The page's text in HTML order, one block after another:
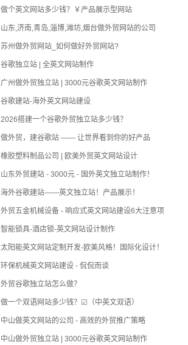
做个英文网站多少钱？￥产品展示型网站
山东,济南,青岛,淄博,潍坊,烟台做外贸网站的公司
苏州做外贸网站_如何做好外贸网站?
谷歌独立站 | 全英文网站制作
广州做外贸独立站 | 3000元谷歌英文网站制作
谷歌建站-海外英文网站建设
2026搭建一个谷歌外贸独立站多少钱？
做外贸，建谷歌站 —— 让世界看到你的好产品
橡胶塑料制品公司 | 欧美外贸英文网站设计
山东外贸建站 - 3000元 - 国外英文独立站制作！
海外谷歌建站——英文独立站！产品展示！
外贸五金机械设备 - 响应式英文网站建设6大注意项
智能锁具-酒店锁-英文网站设计制作
太阳能英文网站定制开发-欧美风格！国际化设计！
环保机械英文网站建设 - 侃侃而谈
外贸谷歌独立站怎么做？
做一个双语网站多少钱？☑（中英文双语）
中山做英文网站的公司 - 高效的外贸推广策略
中山做外贸独立站 | 3000元谷歌英文网站制作